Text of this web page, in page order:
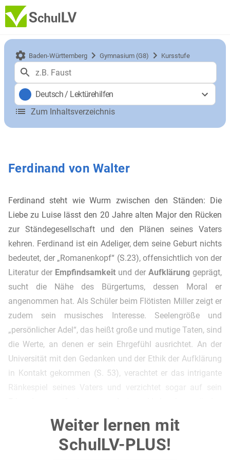
Baden-Württemberg Gymnasium (G8) Kursstufe
Deutsch/ Lektürehilfen
Zum Inhaltsverzeichnis
Ferdinand von Walter
Ferdinand steht wie Wurm zwischen den Ständen: Die
Liebe zu Luise lässt den 20 Jahre alten Major den Rücken
zur Ständegesellschaft und den Plänen seines Vaters
kehren. Ferdinand ist ein Adeliger, dem seine Geburt nichts
bedeutet, der „Romanenkopf“ (S.23), offensichtlich von der
Literatur der Empfindsamkeit und der Aufklärung geprägt,
sucht die Nähe des Bürgertums, dessen Moral er
angenommen hat. Als Schüler beim Flötisten Miller zeigt er
zudem sein musisches Interesse. Seelengröße und
„persönlicher Adel“, das heißt große und mutige Taten, sind
die Werte, an denen er sein Ehrgefühl ausrichtet. An der
Universität mit den Gedanken und der Ethik der Aufklärung
in Kontakt gekommen (S. 53), verachtet er das intrigante
Ränkespiel seines Vaters und verzichtet sogar auf sein
Das Glück sieht er in sich selbst bzw. dem eigenen Leben,
nicht im Ringen um Macht wie sein Vater. Zu diesem hat er
folglich ein schlechtes Verhältnis, er wirft ihm offen
Weiter lernen mit
SchulLV-PLUS!